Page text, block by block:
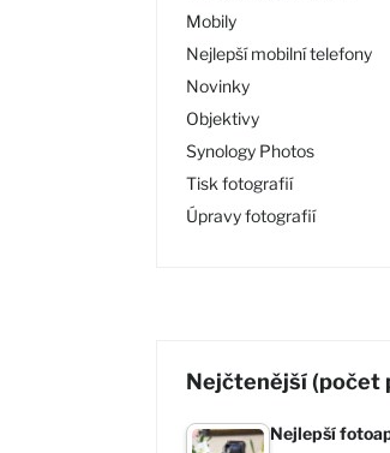
Mobily
Nejlepší mobilní telefony
Novinky
Objektivy
Synology Photos
Tisk fotografií
Úpravy fotografií
Nejčtenější (počet
Nejlepší